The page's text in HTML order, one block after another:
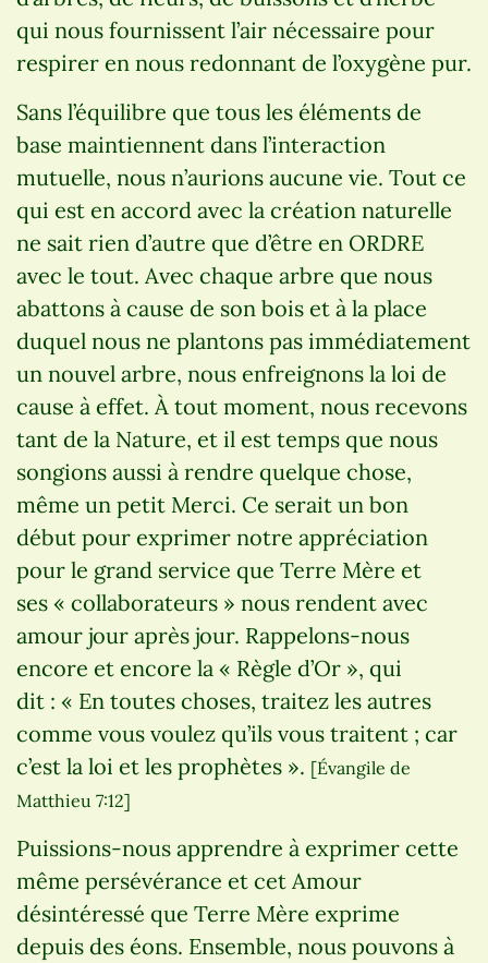
qui nous fournissent l’air nécessaire pour
respirer en nous redonnant de l’oxygène pur.
Sans l’équilibre que tous les éléments de
base maintiennent dans l’interaction
mutuelle, nous n’aurions aucune vie. Tout ce
qui est en accord avec la création naturelle
ne sait rien d’autre que d’être en ORDRE
avec le tout. Avec chaque arbre que nous
abattons à cause de son bois et à la place
duquel nous ne plantons pas immédiatement
un nouvel arbre, nous enfreignons la loi de
cause à effet. À tout moment, nous recevons
tant de la Nature, et il est temps que nous
songions aussi à rendre quelque chose,
même un petit Merci. Ce serait un bon
début pour exprimer notre appréciation
pour le grand service que Terre Mère et
ses « collaborateurs » nous rendent avec
amour jour après jour. Rappelons-nous
encore et encore la « Règle d’Or », qui
dit : « En toutes choses, traitez les autres
comme vous voulez qu’ils vous traitent ; car
c’est la loi et les prophètes ». [Évangile de
Matthieu 7:12]
Puissions-nous apprendre à exprimer cette
même persévérance et cet Amour
désintéressé que Terre Mère exprime
depuis des éons. Ensemble, nous pouvons à